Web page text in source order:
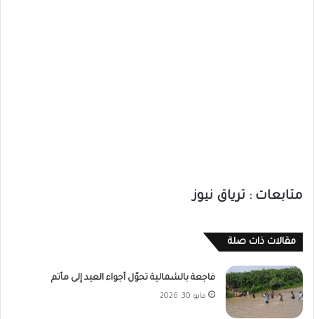
متابعات : ترياق نيوز
مقالات ذات صلة
فاجعة بالشمالية تحوّل أجواء العيد إلى مأتم
مايو 30, 2026